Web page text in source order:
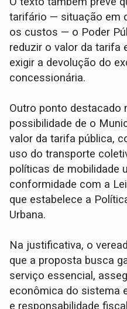
tarifário — situação em
os custos — o Poder
reduzir o valor da tarifa
exigir a devolução do
concessionária.
Outro ponto destacado
possibilidade de o
valor da tarifa pública,
uso do transporte
políticas de mobilidade
conformidade com a
que estabelece a
Urbana.
Na justificativa, o
que a proposta busca
serviço essencial,
econômica do sistema
e responsabilidade